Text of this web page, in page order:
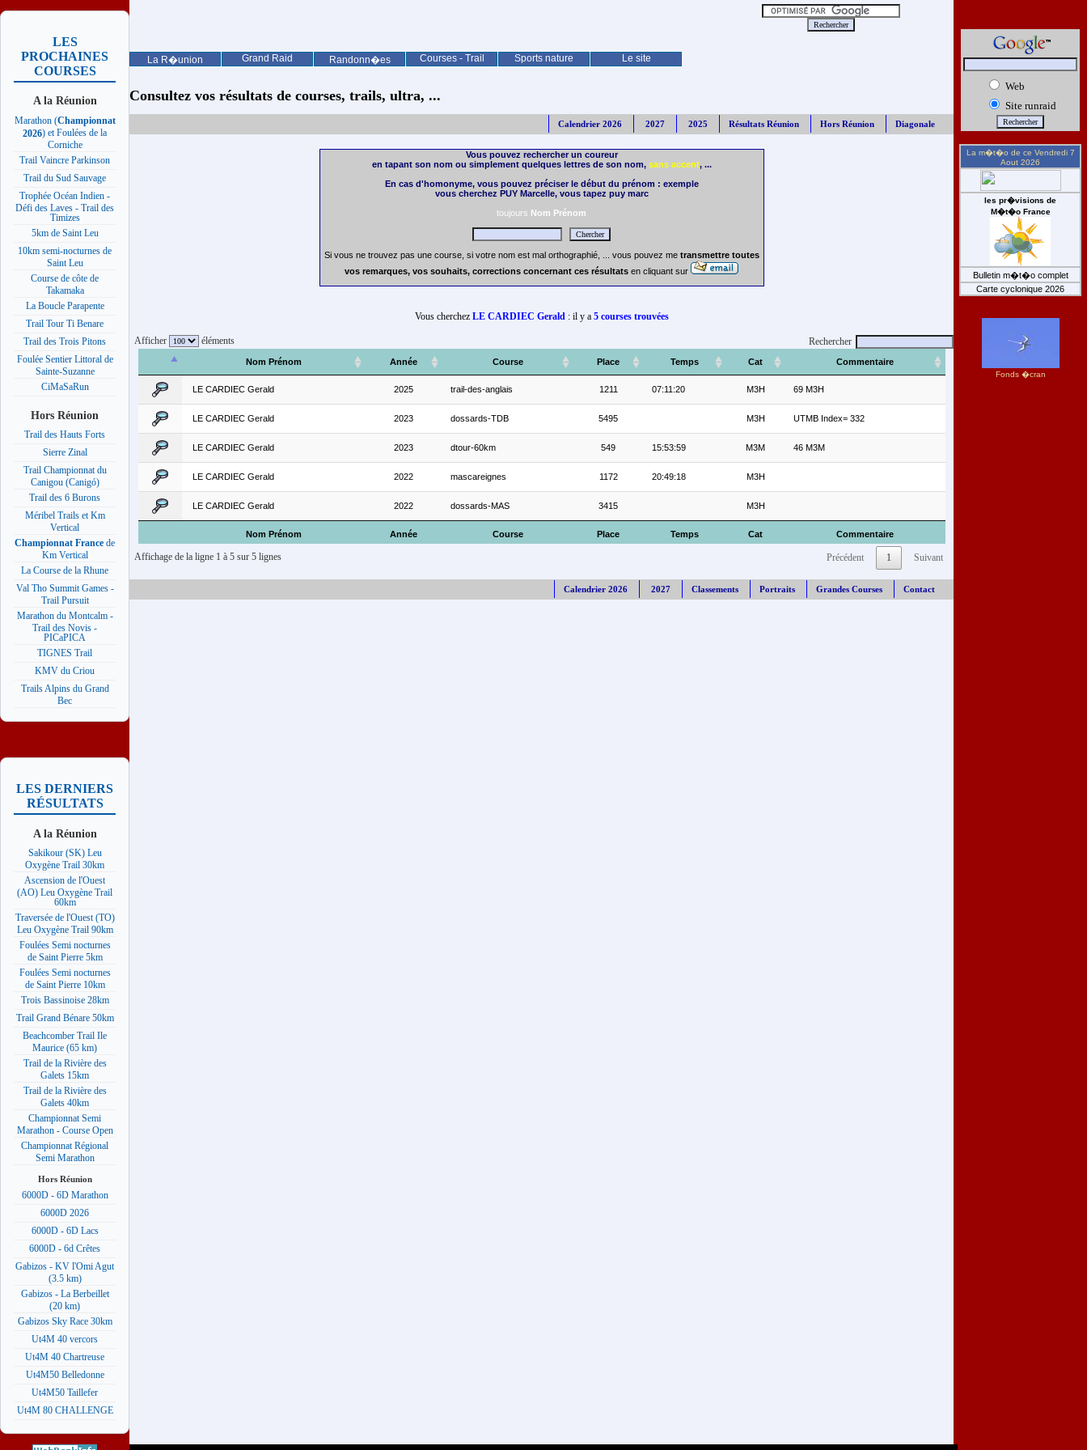
La R�union Grand Raid Randonn�es Courses - Trail Sports nature Le site
LES
PROCHAINES
COURSES
A la Réunion
Marathon (Championnat
2026) et Foulées de la
Corniche
Trail Vaincre Parkinson
Trail du Sud Sauvage
Trophée Océan Indien -
Défi des Laves - Trail des
Timizes
5km de Saint Leu
10km semi-nocturnes de
Saint Leu
Course de côte de
Takamaka
La Boucle Parapente
Trail Tour Ti Benare
Trail des Trois Pitons
Foulée Sentier Littoral de
Sainte-Suzanne
CiMaSaRun
Hors Réunion
Trail des Hauts Forts
Sierre Zinal
Trail Championnat du
Canigou (Canigó)
Trail des 6 Burons
Méribel Trails et Km
Vertical
Championnat France de
Km Vertical
La Course de la Rhune
Val Tho Summit Games -
Trail Pursuit
Marathon du Montcalm -
Trail des Novis -
PICaPICA
TIGNES Trail
KMV du Criou
Trails Alpins du Grand
Bec
LES DERNIERS
RÉSULTATS
A la Réunion
Sakikour (SK) Leu
Oxygène Trail 30km
Ascension de l'Ouest
(AO) Leu Oxygène Trail
60km
Traversée de l'Ouest (TO)
Leu Oxygène Trail 90km
Foulées Semi nocturnes
de Saint Pierre 5km
Foulées Semi nocturnes
de Saint Pierre 10km
Trois Bassinoise 28km
Trail Grand Bénare 50km
Beachcomber Trail Ile
Maurice (65 km)
Trail de la Rivière des
Galets 15km
Trail de la Rivière des
Galets 40km
Championnat Semi
Marathon - Course Open
Championnat Régional
Semi Marathon
Hors Réunion
6000D - 6D Marathon
6000D 2026
6000D - 6D Lacs
6000D - 6d Crêtes
Gabizos - KV l'Omi Agut
(3.5 km)
Gabizos - La Berbeillet
(20 km)
Gabizos Sky Race 30km
Ut4M 40 vercors
Ut4M 40 Chartreuse
Ut4M50 Belledonne
Ut4M50 Taillefer
Ut4M 80 CHALLENGE
Consultez vos résultats de courses, trails, ultra, ...
Calendrier 2026 2027 2025 Résultats Réunion Hors Réunion Diagonale
Vous pouvez rechercher un coureur
en tapant son nom ou simplement quelques lettres de son nom, sans accent, ...
En cas d'homonyme, vous pouvez préciser le début du prénom : exemple
vous cherchez PUY Marcelle, vous tapez puy marc
toujours Nom Prénom
Si vous ne trouvez pas une course, si votre nom est mal orthographié, ... vous pouvez me transmettre toutes
vos remarques, vos souhaits, corrections concernant ces résultats en cliquant sur
Vous cherchez LE CARDIEC Gerald: il y a 5 courses trouvées
Afficher éléments Rechercher
Nom Prénom Année Course Place Temps Cat Commentaire
Nom Prénom Année Course Place Temps Cat Commentaire
LE CARDIEC Gerald 2025 trail-des-anglais 1211 07:11:20 M3H 69 M3H
LE CARDIEC Gerald 2023 dossards-TDB 5495 M3H UTMB Index= 332
LE CARDIEC Gerald 2023 dtour-60km 549 15:53:59 M3M 46 M3M
LE CARDIEC Gerald 2022 mascareignes 1172 20:49:18 M3H
LE CARDIEC Gerald 2022 dossards-MAS 3415 M3H
Affichage de la ligne 1 à 5 sur 5 lignes Précédent 1 Suivant
Calendrier 2026 2027 Classements Portraits Grandes Courses Contact
Web
Site runraid
La m�t�o de ce Vendredi 7
Aout 2026
les pr�visions de
M�t�o France
Bulletin m�t�o complet
Carte cyclonique 2026
Fonds �cran